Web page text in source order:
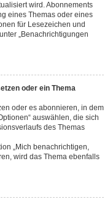
wird. Abonnements
eines Themas oder eines
für Lesezeichen und
„Benachrichtigungen
oder ein Thema
oder es abonnieren, in dem
auswählen, die sich
des Themas
„Mich benachrichtigen,
wird das Thema ebenfalls